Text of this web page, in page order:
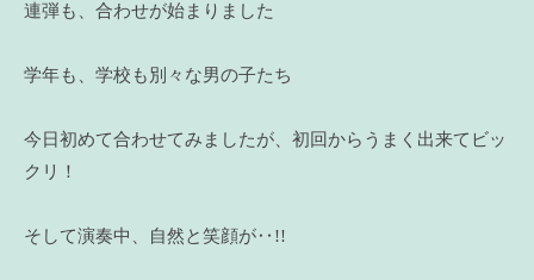
連弾も、合わせが始まりました
学年も、学校も別々な男の子たち
今日初めて合わせてみましたが、初回からうまく出来てビッ
クリ！
そして演奏中、自然と笑顔が‥!!